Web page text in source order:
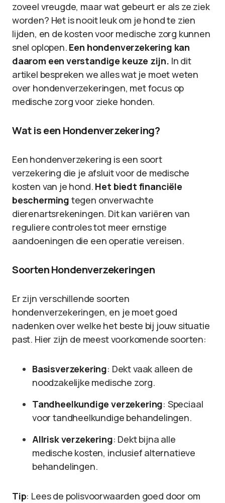
zoveel vreugde, maar wat gebeurt er als ze ziek
worden? Het is nooit leuk om je hond te zien
lijden, en de kosten voor medische zorg kunnen
snel oplopen. Een hondenverzekering kan
daarom een verstandige keuze zijn. In dit
artikel bespreken we alles wat je moet weten
over hondenverzekeringen, met focus op
medische zorg voor zieke honden.
Wat is een Hondenverzekering?
Een hondenverzekering is een soort
verzekering die je afsluit voor de medische
kosten van je hond. Het biedt financiële
bescherming tegen onverwachte
dierenartsrekeningen. Dit kan variëren van
reguliere controles tot meer ernstige
aandoeningen die een operatie vereisen.
Soorten Hondenverzekeringen
Er zijn verschillende soorten
hondenverzekeringen, en je moet goed
nadenken over welke het beste bij jouw situatie
past. Hier zijn de meest voorkomende soorten:
Basisverzekering: Dekt vaak alleen de
noodzakelijke medische zorg.
Tandheelkundige verzekering: Speciaal
voor tandheelkundige behandelingen.
Allrisk verzekering: Dekt bijna alle
medische kosten, inclusief alternatieve
behandelingen.
Tip: Lees de polisvoorwaarden goed door om